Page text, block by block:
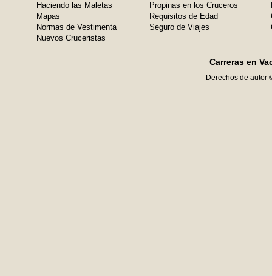
Haciendo las Maletas
Mapas
Normas de Vestimenta
Nuevos Cruceristas
Propinas en los Cruceros
Requisitos de Edad
Seguro de Viajes
Carreras en
Derechos de autor